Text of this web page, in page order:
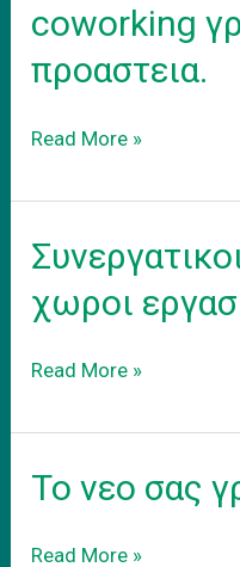
coworking
προαστεια.
Ενοικιαση
coworking
στα
Read More »
χωροι
Συνεργατικοι
χωροι
Read More »
Το νεο σας
Το
Read More »